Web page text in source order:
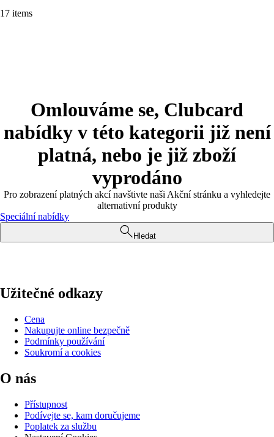
17 items
Omlouváme se, Clubcard
nabídky v této kategorii již není
platná, nebo je již zboží
vyprodáno
Pro zobrazení platných akcí navštivte naši Akční stránku a vyhledejte
alternativní produkty
Speciální nabídky
Hledat
Užitečné odkazy
Cena
Nakupujte online bezpečně
Podmínky používání
Soukromí a cookies
O nás
Přístupnost
Podívejte se, kam doručujeme
Poplatek za službu